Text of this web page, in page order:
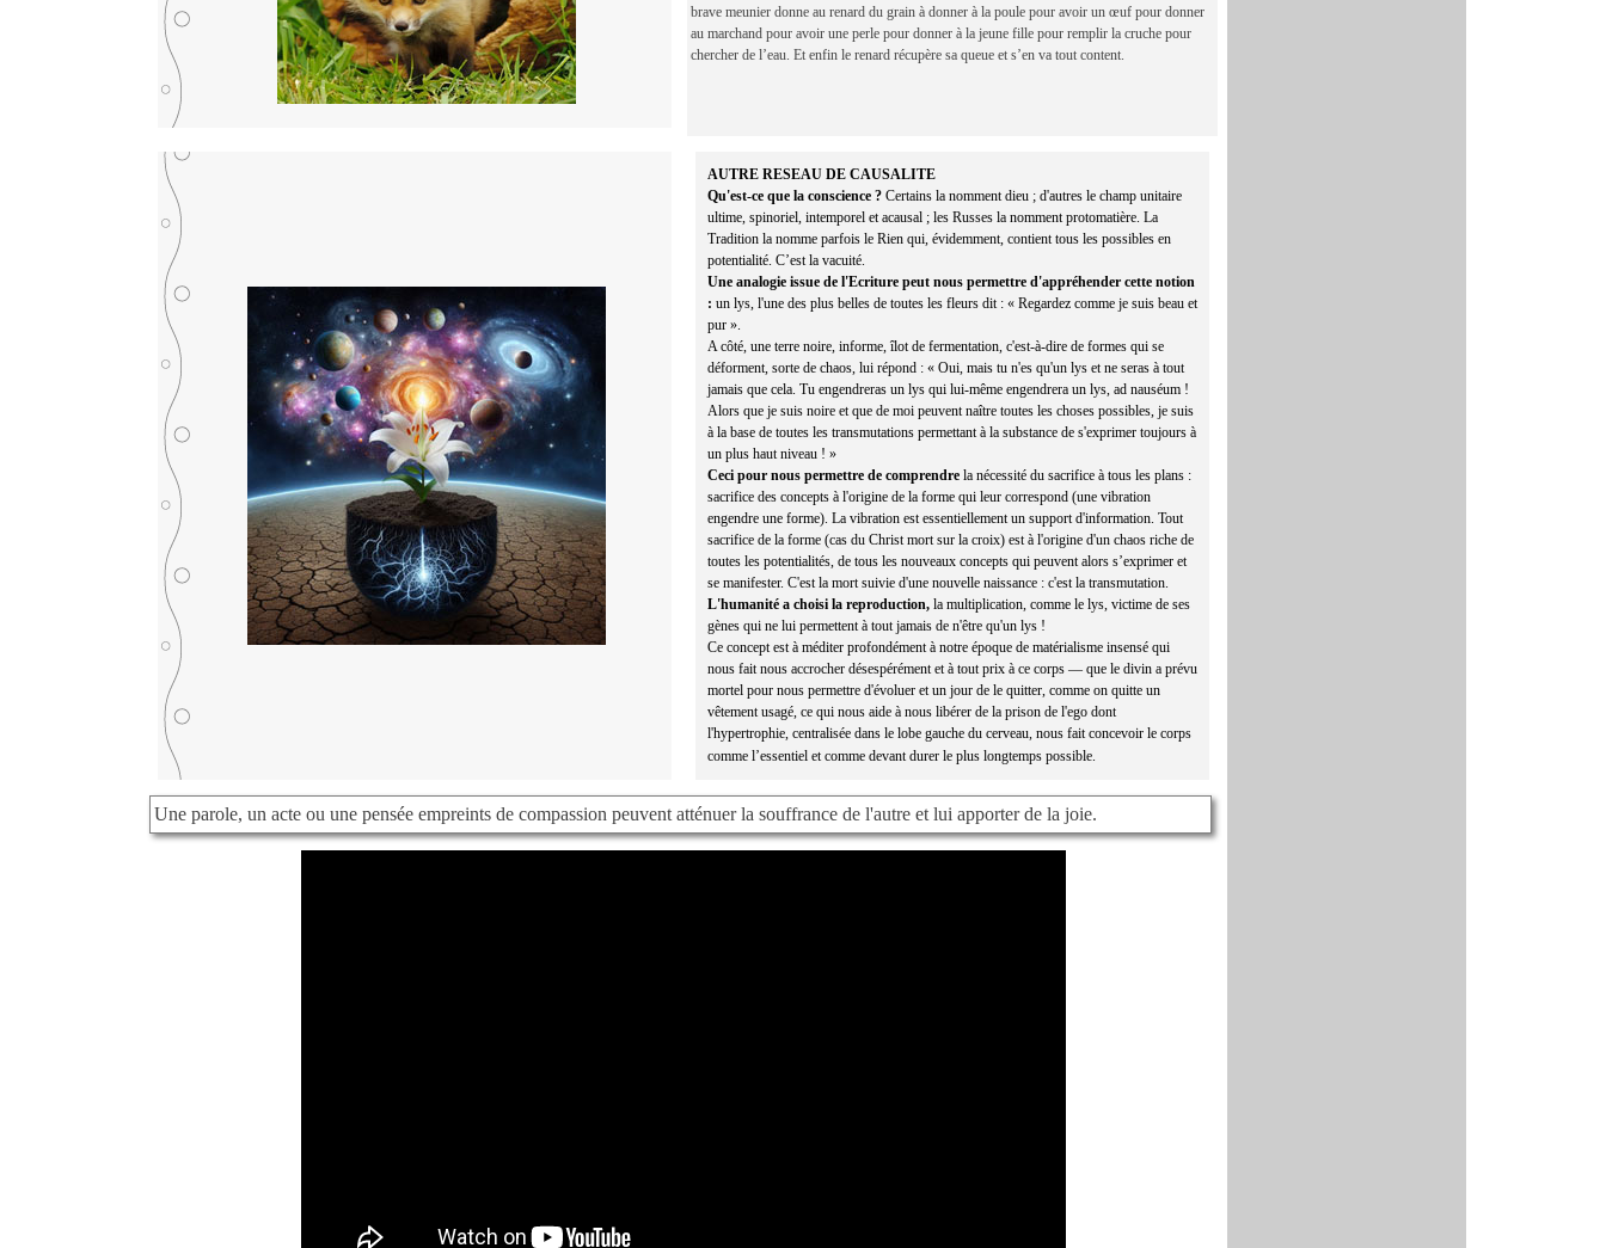
brave meunier donne au renard du grain à donner à la poule pour avoir un œuf pour donner
au marchand pour avoir une perle pour donner à la jeune fille pour remplir la cruche pour
chercher de l’eau. Et enfin le renard récupère sa queue et s’en va tout content.
AUTRE RESEAU DE CAUSALITE
Qu'est-ce que la conscience ? Certains la nomment dieu ; d'autres le champ unitaire
ultime, spinoriel, intemporel et acausal ; les Russes la nomment protomatière. La
Tradition la nomme parfois le Rien qui, évidemment, contient tous les possibles en
potentialité. C’est la vacuité.
Une analogie issue de l'Ecriture peut nous permettre d'appréhender cette notion
: un lys, l'une des plus belles de toutes les fleurs dit : « Regardez comme je suis beau et
pur ».
A côté, une terre noire, informe, îlot de fermentation, c'est-à-dire de formes qui se
déforment, sorte de chaos, lui répond : « Oui, mais tu n'es qu'un lys et ne seras à tout
jamais que cela. Tu engendreras un lys qui lui-même engendrera un lys, ad nauséum !
Alors que je suis noire et que de moi peuvent naître toutes les choses possibles, je suis
à la base de toutes les transmutations permettant à la substance de s'exprimer toujours à
un plus haut niveau ! »
Ceci pour nous permettre de comprendre la nécessité du sacrifice à tous les plans :
sacrifice des concepts à l'origine de la forme qui leur correspond (une vibration
engendre une forme). La vibration est essentiellement un support d'information. Tout
sacrifice de la forme (cas du Christ mort sur la croix) est à l'origine d'un chaos riche de
toutes les potentialités, de tous les nouveaux concepts qui peuvent alors s’exprimer et
se manifester. C'est la mort suivie d'une nouvelle naissance : c'est la transmutation.
L'humanité a choisi la reproduction, la multiplication, comme le lys, victime de ses
gènes qui ne lui permettent à tout jamais de n'être qu'un lys !
Ce concept est à méditer profondément à notre époque de matérialisme insensé qui
nous fait nous accrocher désespérément et à tout prix à ce corps — que le divin a prévu
mortel pour nous permettre d'évoluer et un jour de le quitter, comme on quitte un
vêtement usagé, ce qui nous aide à nous libérer de la prison de l'ego dont
l'hypertrophie, centralisée dans le lobe gauche du cerveau, nous fait concevoir le corps
comme l’essentiel et comme devant durer le plus longtemps possible.
Une parole, un acte ou une pensée empreints de compassion peuvent atténuer la souffrance de l'autre et lui apporter de la joie.